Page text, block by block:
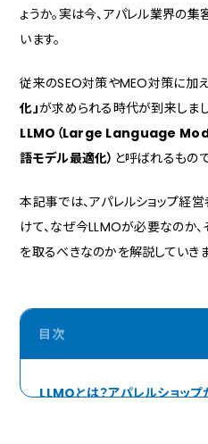
ょうか。実は今、アパレル業界の
います。
従来のSEO対策やMEO対策に加え
化」が求められる時代が到来しま
LLMO（Large Language
語モデル最適化） と呼ばれるもので
本記事では、アパレルショップ経
けて、なぜ今LLMOが必要なのか
を取るべきなのかを解説していきま
LLMOとは？アパレルショッ